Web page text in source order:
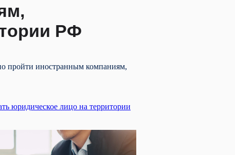
РФ
пройти иностранным компаниям,
юридическое лицо на территории